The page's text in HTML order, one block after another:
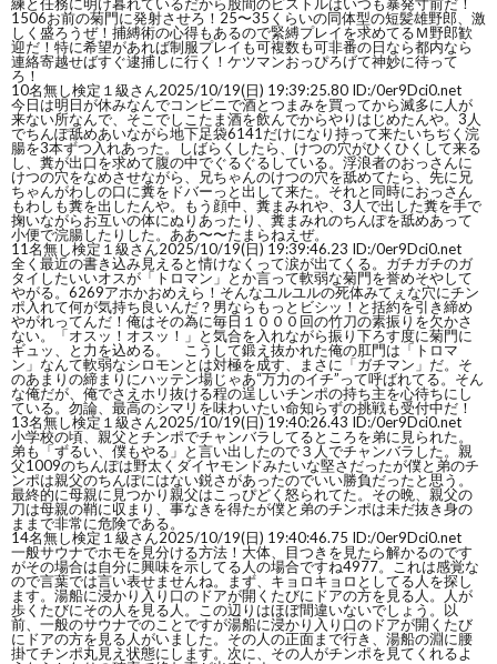
1506お前の菊門に発射させろ！25〜35くらいの同体型の短髪雄野郎、激
しく盛ろうぜ！捕縛術の心得もあるので緊縛プレイを求めてるＭ野郎歓
迎だ！特に希望があれば制服プレイも可複数も可非番の日なら都内なら
連絡寄越せばすぐ逮捕しに行く！ケツマンおっぴろげて神妙に待って
ろ！
10名無し検定１級さん2025/10/19(日) 19:39:25.80 ID:/0er9Dci0.net
今日は明日が休みなんでコンビニで酒とつまみを買ってから滅多に人が
来ない所なんで、そこでしこたま酒を飲んでからやりはじめたんや。3人
でちんぽ舐めあいながら地下足袋6141だけになり持って来たいちぢく浣
腸を3本ずつ入れあった。しばらくしたら、けつの穴がひくひくして来る
し、糞が出口を求めて腹の中でぐるぐるしている。浮浪者のおっさんに
けつの穴をなめさせながら、兄ちゃんのけつの穴を舐めてたら、先に兄
ちゃんがわしの口に糞をドバーっと出して来た。それと同時におっさん
もわしも糞を出したんや。もう顔中、糞まみれや、3人で出した糞を手で
掬いながらお互いの体にぬりあったり、糞まみれのちんぽを舐めあって
小便で浣腸したりした。ああ〜〜たまらねえぜ。
11名無し検定１級さん2025/10/19(日) 19:39:46.23 ID:/0er9Dci0.net
全く最近の書き込み見えると情けなくって涙が出てくる。ガチガチのガ
タイしたいいオスが「トロマン」とか言って軟弱な菊門を誉めそやして
やがる。6269アホかおめえら！そんなユルユルの死体みてぇな穴にチン
ポ入れて何が気持ち良いんだ？男ならもっとビシッ！と括約を引き締め
やがれってんだ！俺はその為に毎日１０００回の竹刀の素振りを欠かさ
ない。「オスッ！オスッ！」と気合を入れながら振り下ろす度に菊門に
ギュッ、と力を込める。 こうして鍛え抜かれた俺の肛門は「トロマ
ン」なんて軟弱なシロモンとは対極を成す、まさに「ガチマン」だ。そ
のあまりの締まりにハッテン場じゃあ“万力のイチ”って呼ばれてる。そん
な俺だが、俺でさえホリ抜ける程の逞しいチンポの持ち主を心待ちにし
ている。勿論、最高のシマリを味わいたい命知らずの挑戦も受付中だ！
13名無し検定１級さん2025/10/19(日) 19:40:26.43 ID:/0er9Dci0.net
小学校の頃、親父とチンポでチャンバラしてるところを弟に見られた。
弟も「ずるい、僕もやる」と言い出したので３人でチャンバラした。親
父1009のちんぽは野太くダイヤモンドみたいな堅さだったが僕と弟のチ
ンポは親父のちんぽにはない鋭さがあったのでいい勝負だったと思う。
最終的に母親に見つかり親父はこっぴどく怒られてた。その晩、親父の
刀は母親の鞘に収まり、事なきを得たが僕と弟のチンポは未だ抜き身の
ままで非常に危険である。
14名無し検定１級さん2025/10/19(日) 19:40:46.75 ID:/0er9Dci0.net
一般サウナでホモを見分ける方法！大体、目つきを見たら解かるのです
がその場合は自分に興味を示してる人の場合ですね4977。これは感覚な
ので言葉では言い表せませんね。まず、キョロキョロとしてる人を探し
ます。湯船に浸かり入り口のドアが開くたびにドアの方を見る人。人が
歩くたびにその人を見る人。この辺りはほぼ間違いないでしょう。以
前、一般のサウナでのことですが湯船に浸かり入り口のドアが開くたび
にドアの方を見る人がいました。その人の正面まで行き、湯船の淵に腰
掛てチンポ丸見え状態にします。次に、その人がチンポを見てくれるよ